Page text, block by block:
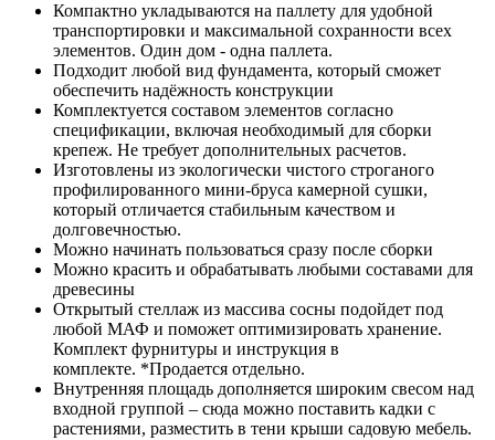
Компактно укладываются на паллету для удобной
транспортировки и максимальной сохранности всех
элементов. Один дом - одна паллета.
Подходит любой вид фундамента, который сможет
обеспечить надёжность конструкции
Комплектуется составом элементов согласно
спецификации, включая необходимый для сборки
крепеж. Не требует дополнительных расчетов.
Изготовлены из экологически чистого строганого
профилированного мини-бруса камерной сушки,
который отличается стабильным качеством и
долговечностью.
Можно начинать пользоваться сразу после сборки
Можно красить и обрабатывать любыми составами для
древесины
Открытый стеллаж из массива сосны подойдет под
любой МАФ и поможет оптимизировать хранение.
Комплект фурнитуры и инструкция в
комплекте. *Продается отдельно.
Внутренняя площадь дополняется широким свесом над
входной группой – сюда можно поставить кадки с
растениями, разместить в тени крыши садовую мебель.